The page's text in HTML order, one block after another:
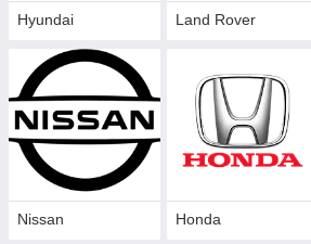
Hyundai Land Rover
Nissan Honda